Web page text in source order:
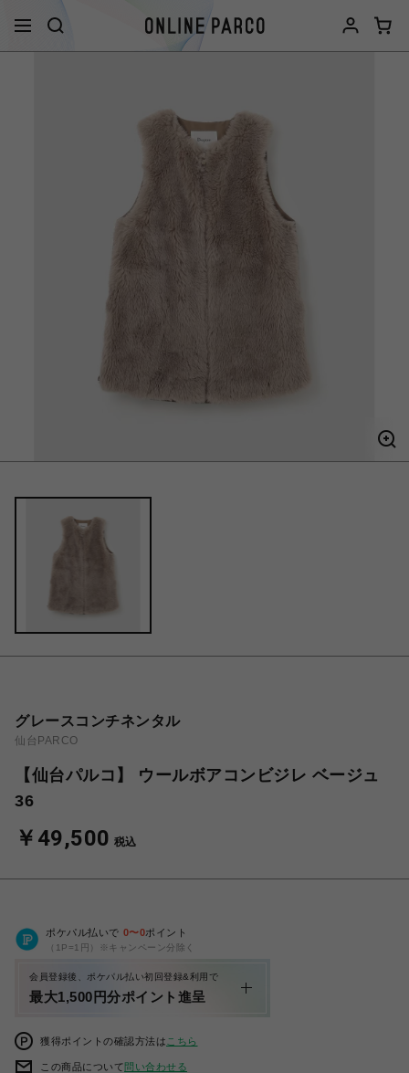
グレースコンチネンタル
仙台PARCO
【仙台パルコ】 ウールボアコンビジレ ベージュ
36
￥49,500 税込
ポケパル払いで 0〜0ポイント
（1P=1円）※キャンペーン分除く
会員登録後、ポケパル払い初回登録&利用で
最大1,500円分ポイント進呈
獲得ポイントの確認方法は こちら
この商品について問い合わせる